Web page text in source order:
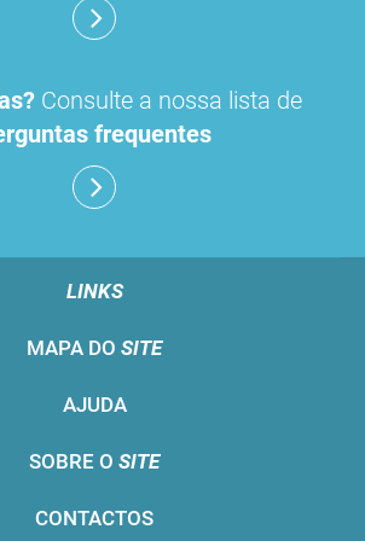
Consulte a nossa lista de
frequentes
LINKS
MAPA DO SITE
AJUDA
SOBRE O SITE
CONTACTOS